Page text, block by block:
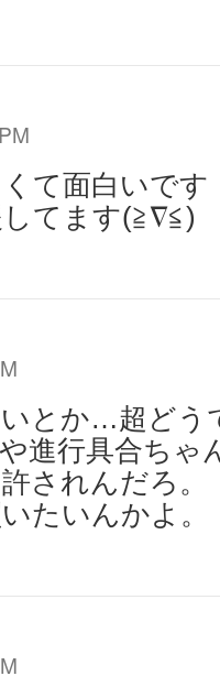
て面白いです
てます(≧∇≦)
とか…超どう
進行具合ちゃ
されんだろ。
たいんかよ。